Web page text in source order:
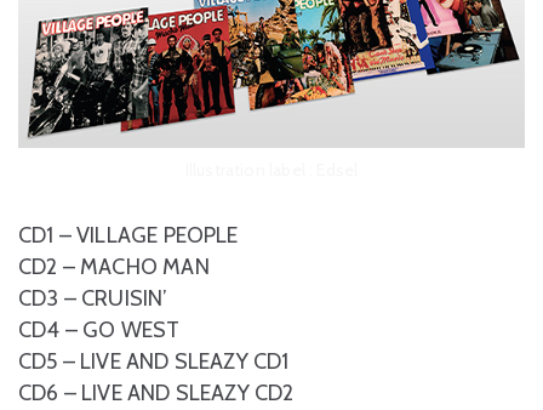
CD1 – VILLAGE PEOPLE
CD2 – MACHO MAN
CD3 – CRUISIN’
CD4 – GO WEST
CD5 – LIVE AND SLEAZY CD1
CD6 – LIVE AND SLEAZY CD2